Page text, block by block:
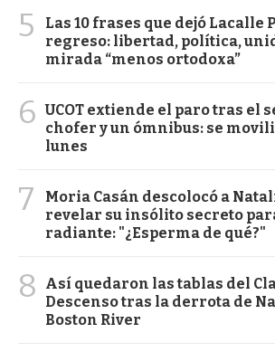
5
Las 10 frases que dejó Lacalle
regreso: libertad, política,
mirada “menos ortodoxa”
6 UCOT extiende el paro tras el
chofer y un ómnibus: se
lunes
7
Moria Casán descolocó a
revelar su insólito secreto
radiante: "¿Esperma de qué?"
8
Así quedaron las tablas del
Descenso tras la derrota de
Boston River